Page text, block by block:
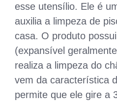
esse utensílio. Ele é
auxilia a limpeza de
casa. O produto
(expansível
realiza a limpeza do
vem da característica
permite que ele gire a